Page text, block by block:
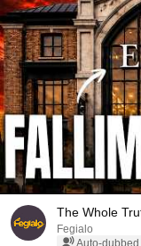
The Whole
Fegialo
Auto-dubbed